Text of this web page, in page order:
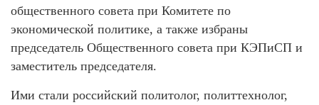
общественного совета при Комитете по
экономической политике, а также избраны
председатель Общественного совета при КЭПиСП и
заместитель председателя.
Ими стали российский политолог, политтехнолог,